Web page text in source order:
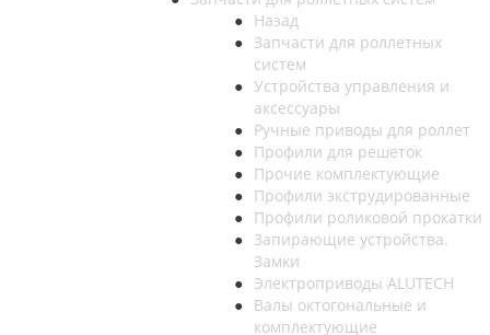
Назад
Запчасти для роллетных
систем
Устройства управления и
аксессуары
Ручные приводы для роллет
Профили для решеток
Прочие комплектующие
Профили экструдированные
Профили роликовой прокатки
Запирающие устройства.
Замки
Электроприводы ALUTECH
Валы октогональные и
комплектующие